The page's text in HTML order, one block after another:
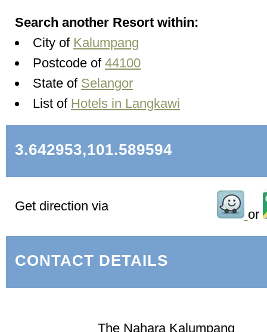
Search another Resort within:
City of Kalumpang
Postcode of 44100
State of Selangor
List of Hotels in Langkawi
3.642953,101.589594
Get direction via
or
CONTACT DETAILS
The Nahara Kalumpang